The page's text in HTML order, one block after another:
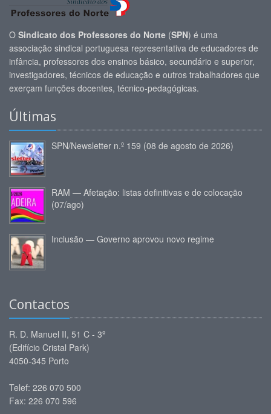
O Sindicato dos Professores do Norte (SPN) é uma
associação sindical portuguesa representativa de educadores de
infância, professores dos ensinos básico, secundário e superior,
investigadores, técnicos de educação e outros trabalhadores que
exerçam funções docentes, técnico-pedagógicas.
Últimas
SPN/Newsletter n.º 159 (08 de agosto de 2026)
RAM — Afetação: listas definitivas e de colocação
(07/ago)
Inclusão — Governo aprovou novo regime
Contactos
R. D. Manuel II, 51 C - 3º
(Edifício Cristal Park)
4050-345 Porto
Telef: 226 070 500
Fax: 226 070 596